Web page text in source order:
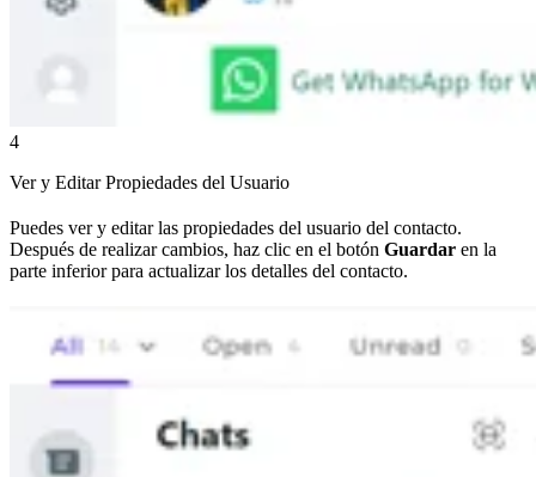
4
Ver y Editar Propiedades del Usuario
Puedes ver y editar las propiedades del usuario del contacto.
Después de realizar cambios, haz clic en el botón Guardar en la
parte inferior para actualizar los detalles del contacto.